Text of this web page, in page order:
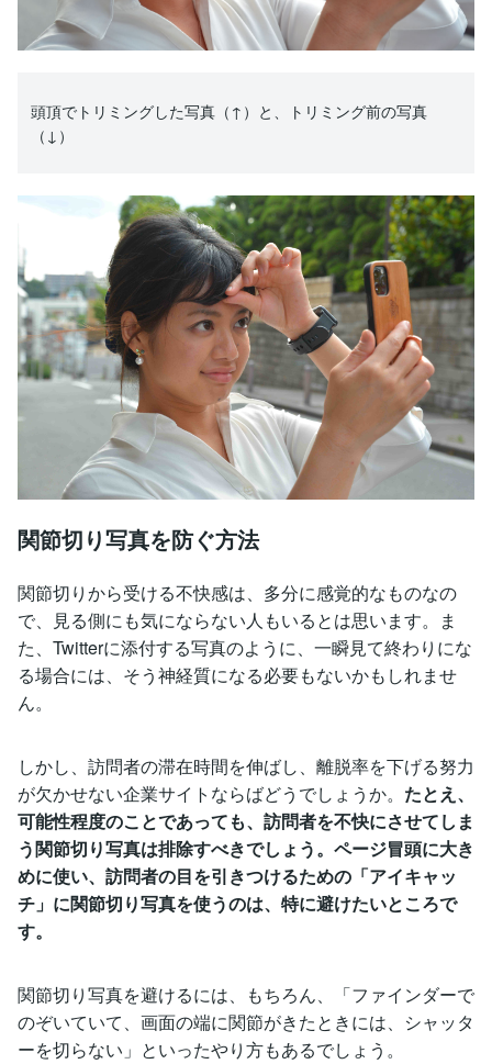
頭頂でトリミングした写真（↑）と、トリミング前の写真
（↓）
関節切り写真を防ぐ方法
関節切りから受ける不快感は、多分に感覚的なものなの
で、見る側にも気にならない人もいるとは思います。ま
た、Twitterに添付する写真のように、一瞬見て終わりにな
る場合には、そう神経質になる必要もないかもしれませ
ん。
しかし、訪問者の滞在時間を伸ばし、離脱率を下げる努力
が欠かせない企業サイトならばどうでしょうか。 たとえ、
可能性程度のことであっても、訪問者を不快にさせてしま
う関節切り写真は排除すべきでしょう。ページ冒頭に大き
めに使い、訪問者の目を引きつけるための「アイキャッ
チ」に関節切り写真を使うのは、特に避けたいところで
す。
関節切り写真を避けるには、もちろん、「ファインダーで
のぞいていて、画面の端に関節がきたときには、シャッタ
ーを切らない」といったやり方もあるでしょう。